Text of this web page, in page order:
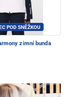
POD SNĚŽKOU
zimní bunda